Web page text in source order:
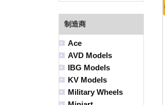
制造商
Ace
AVD Models
IBG Models
KV Models
Military Wheels